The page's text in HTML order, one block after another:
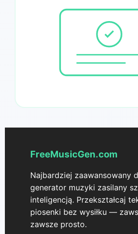
FreeMusicGen.com
Najbardziej zaawansowany
generator muzyki zasilany
inteligencją. Przekształcaj
piosenki bez wysiłku —
zawsze prosto.